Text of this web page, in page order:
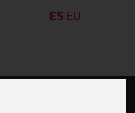
ES EU